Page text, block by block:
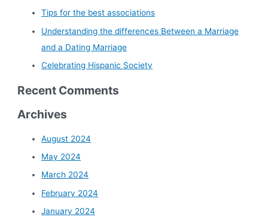
Tips for the best associations
Understanding the differences Between a Marriage
and a Dating Marriage
Celebrating Hispanic Society
Recent Comments
Archives
August 2024
May 2024
March 2024
February 2024
January 2024